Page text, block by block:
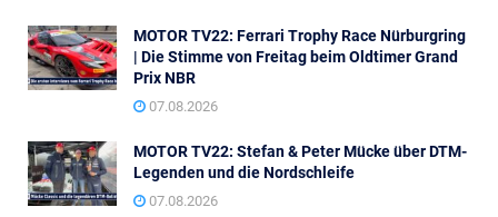
MOTOR TV22: Ferrari Trophy Race Nürburgring
| Die Stimme von Freitag beim Oldtimer Grand
Prix NBR
07.08.2026
MOTOR TV22: Stefan & Peter Mücke über DTM-
Legenden und die Nordschleife
07.08.2026